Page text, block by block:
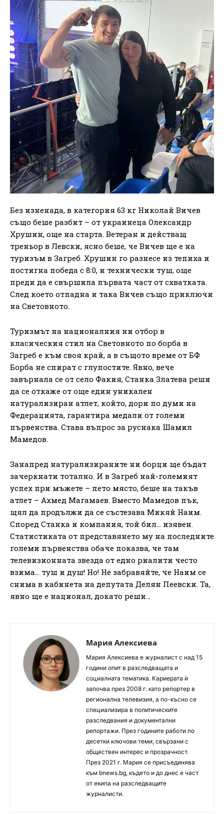
Без изненада, в категория 63 кг Николай Вичев
също беше разбит – от украинеца Олександр
Хрушин, още на старта. Ветеран и действащ
треньор в Левски, ясно беше, че Вичев ще е на
туризъм в Загреб. Хрушин го разнесе из тепиха и
постигна победа с 8:0, и технически туш, още
преди да е свършила първата част от схватката.
След което отпадна и така Вичев също приключи
на Световното.
Туризмът на националния ни отбор в
класическия стил на Световното по борба в
Загреб е към своя край, а в същото време от БФ
Борба не спират с глупостите. Явно, вече
завърнала се от село Факия, Станка Златева реши
да се откаже от още един уникален
натурализиран атлет, който, дори по думи на
Федерацията, гарантира медали от големи
първенства. Става въпрос за руснака Шамил
Мамедов.
Занапред натурализираните ни борци ще бъдат
зачеркнати тотално. И в Загреб най-големият
успех при мъжете – пето място, беше на такъв
атлет – Ахмед Магамаев. Вместо Мамедов пък,
щял да продължи да се състезава Микяй Наим.
Според Станка и компания, той бил… изявен.
Статистиката от представянето му на последните
големи първенства обаче показва, че там
телевизионната звезда от едно риалити често
взима… туш и душ! Но! Не забравяйте, че Наим се
снима в кабинета на депутата Делян Пеевски. Та,
явно ще е национал, докато реши…
Мария Алексиева
Мария Алексиева е журналист с над 15
години опит в разследващата и
социалната тематика. Кариерата ѝ
започва през 2008 г. като репортер в
регионална телевизия, а по-късно се
специализира в политическите
разследвания и документални
репортажи. През годините работи по
десетки ключови теми, свързани с
обществен интерес и прозрачност.
През 2021 г. Мария се присъединява
към bnews.bg, където и до днес е част
от екипа на разследващите
журналисти.